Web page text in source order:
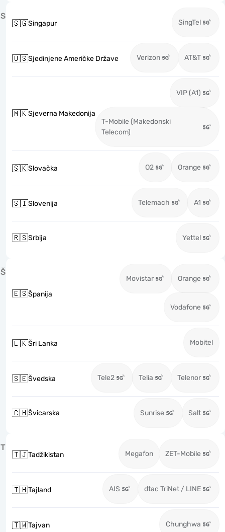
S
🇸🇬Singapur SingTel
🇺🇸Sjedinjene Američke Države Verizon AT&T
🇲🇰Sjeverna Makedonija
VIP (A1)
T-Mobile (Makedonski
Telecom)
🇸🇰Slovačka O2 Orange
🇸🇮Slovenija Telemach A1
🇷🇸Srbija Yettel
Š
🇪🇸Španija
Movistar Orange
Vodafone
🇱🇰Šri Lanka Mobitel
🇸🇪Švedska Tele2 Telia Telenor
🇨🇭Švicarska Sunrise Salt
T
🇹🇯Tadžikistan Megafon ZET-Mobile
🇹🇭Tajland AIS dtac TriNet / LINE
🇹🇼Tajvan Chunghwa